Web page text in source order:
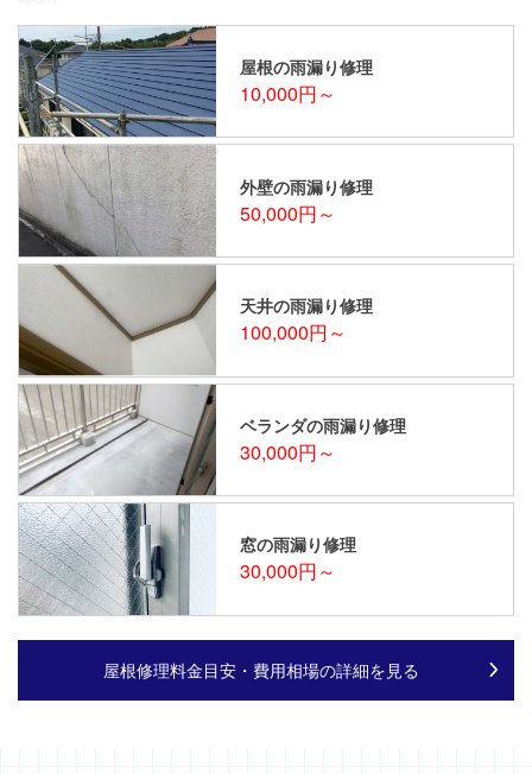
屋根の雨漏り修理
10,000円～
外壁の雨漏り修理
50,000円～
天井の雨漏り修理
100,000円～
ベランダの雨漏り修理
30,000円～
窓の雨漏り修理
30,000円～
屋根修理料金目安・費用相場の詳細を見る